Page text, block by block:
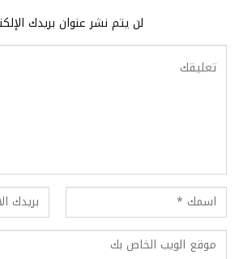
لن يتم نشر عنوان بريدك